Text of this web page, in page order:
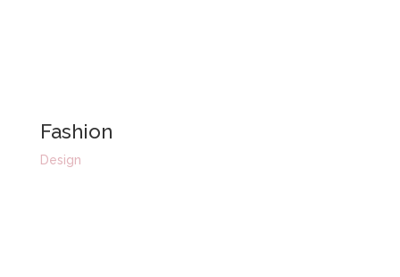
Fashion
Design